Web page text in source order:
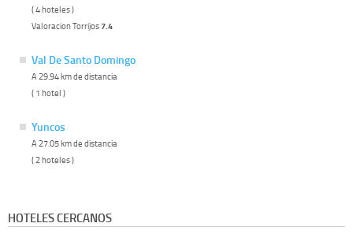
( 4 hoteles )
Valoracion Torrijos7.4
Val De Santo Domingo
A 29.94 km de distancia
( 1 hotel )
Yuncos
A 27.05 km de distancia
( 2 hoteles )
HOTELES CERCANOS